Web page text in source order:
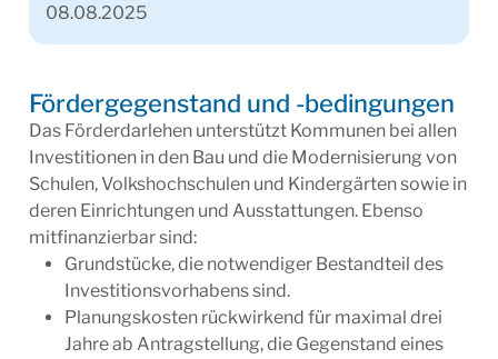
Fördergegenstand und -bedingungen
Das Förderdarlehen unterstützt Kommunen bei allen
Investitionen in den Bau und die Modernisierung von
Schulen, Volkshochschulen und Kindergärten sowie in
deren Einrichtungen und Ausstattungen. Ebenso
mitfinanzierbar sind:
Grundstücke, die notwendiger Bestandteil des
Investitionsvorhabens sind.
Planungskosten rückwirkend für maximal drei
Jahre ab Antragstellung, die Gegenstand eines
08.08.2025